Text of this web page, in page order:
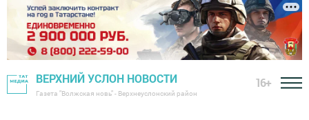
ВЕРХНИЙ УСЛОН НОВОСТИ
Газета "Волжская новь" - Верхнеуслонский район
16+